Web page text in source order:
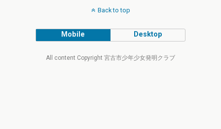
Back to top
Mobile Desktop
All content Copyright 宮古市少年少女発明クラブ